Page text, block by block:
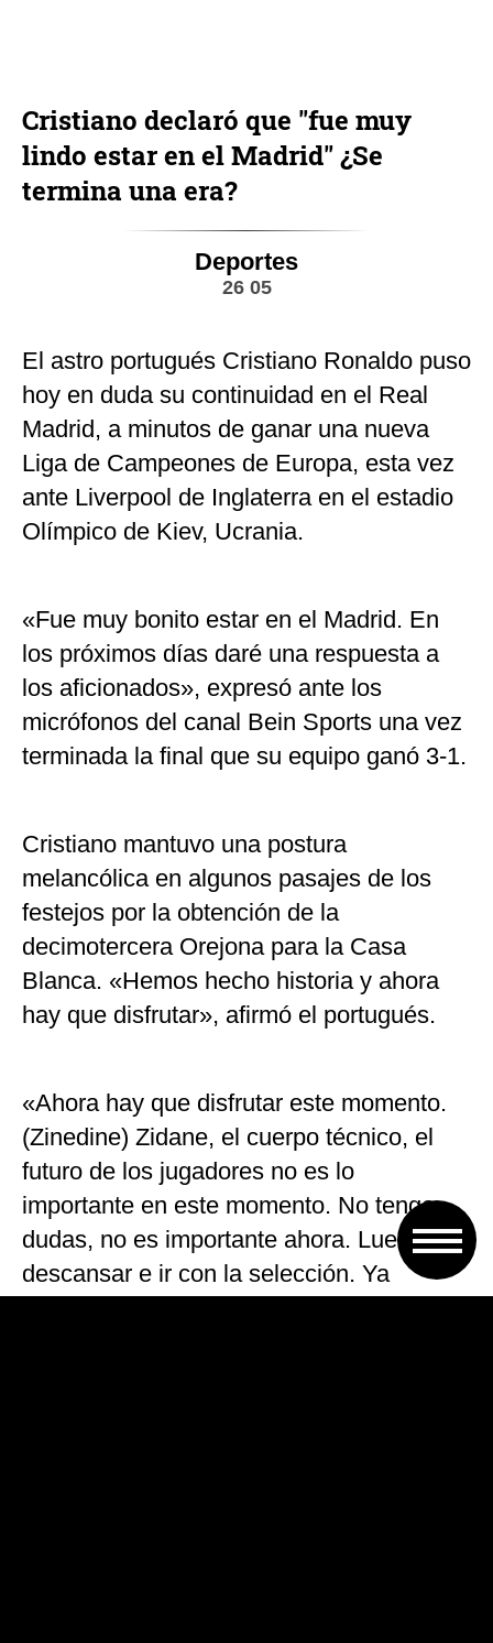
Cristiano declaró que "fue muy
lindo estar en el Madrid" ¿Se
termina una era?
Deportes
26 05
El astro portugués Cristiano Ronaldo puso
hoy en duda su continuidad en el Real
Madrid, a minutos de ganar una nueva
Liga de Campeones de Europa, esta vez
ante Liverpool de Inglaterra en el estadio
Olímpico de Kiev, Ucrania.
«Fue muy bonito estar en el Madrid. En
los próximos días daré una respuesta a
los aficionados», expresó ante los
micrófonos del canal Bein Sports una vez
terminada la final que su equipo ganó 3-1.
Cristiano mantuvo una postura
melancólica en algunos pasajes de los
festejos por la obtención de la
decimotercera Orejona para la Casa
Blanca. «Hemos hecho historia y ahora
hay que disfrutar», afirmó el portugués.
«Ahora hay que disfrutar este momento.
(Zinedine) Zidane, el cuerpo técnico, el
futuro de los jugadores no es lo
importante en este momento. No tengo
dudas, no es importante ahora. Luego
descansar e ir con la selección. Ya